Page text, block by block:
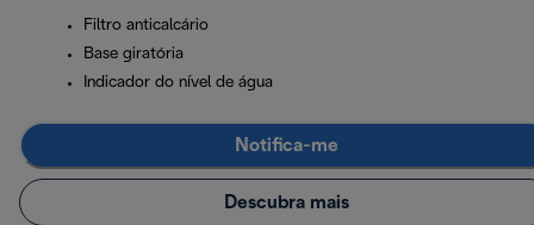
Filtro anticalcário
Base giratória
Indicador do nível de água
Notifica-me
Descubra mais